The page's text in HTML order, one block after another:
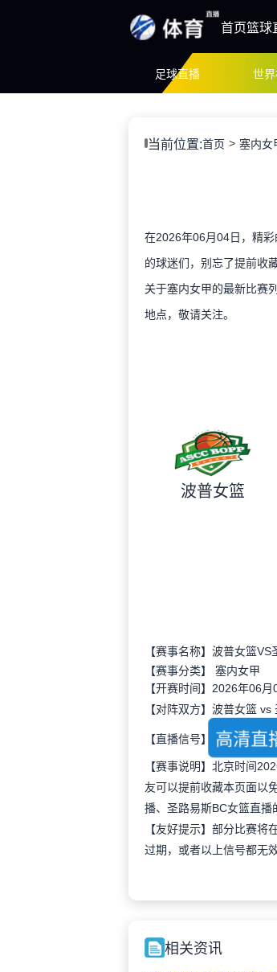
首页篮球
足球直播 世
当前位置:首页 塞内女
在2026年06月04日，精
的球迷们，别忘了提前收
关于塞内女甲的最新比赛
地点，敬请关注。
波普女篮
【赛事名称】波普女篮
【赛事分类】 塞内女甲
【开赛时间】2026年06
【对阵双方】波普女篮
【直播信号】 高清直
【赛事说明】北京时间
友可以提前收藏本页面以
播、圣路易斯BC女篮直播
【友好提示】部分比赛
过期，或者以上信号都无
相关资讯